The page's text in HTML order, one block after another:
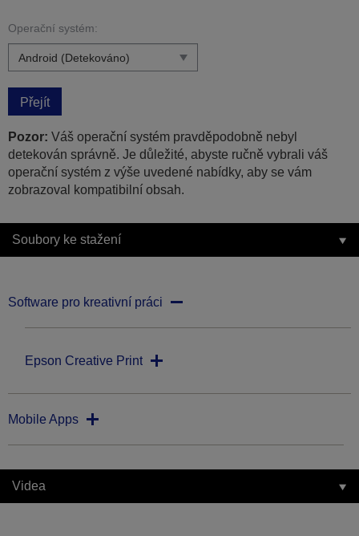
Operační systém:
Přejít
Pozor: Váš operační systém pravděpodobně nebyl
detekován správně. Je důležité, abyste ručně vybrali váš
operační systém z výše uvedené nabídky, aby se vám
zobrazoval kompatibilní obsah.
Soubory ke stažení
Software pro kreativní práci
Epson Creative Print
Mobile Apps
Videa